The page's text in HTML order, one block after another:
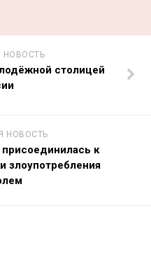
НОВОСТЬ
столицей
НОВОСТЬ
к
злоупотребления